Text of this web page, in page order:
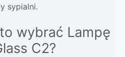
sypialni.
wybrać Lampę
C2?